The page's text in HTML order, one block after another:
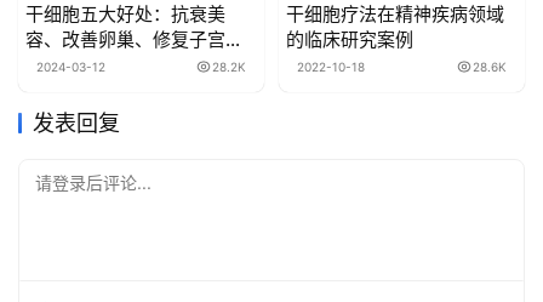
​干细胞五大好处：抗衰美
容、改善卵巢、修复子宫、
治疗宫腔
2024-03-12 28.2K
干细胞疗法在精神疾病领域
的临床研究案例
2022-10-18 28.6K
发表回复
请登录后评论...